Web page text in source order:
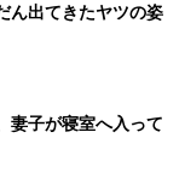
ん出てきたヤツの姿
妻子が寝室へ入って